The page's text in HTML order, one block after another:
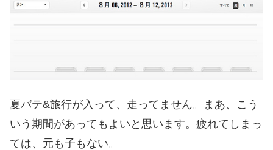
夏バテ&旅行が入って、走ってません。まあ、こう
いう期間があってもよいと思います。疲れてしまっ
ては、元も子もない。